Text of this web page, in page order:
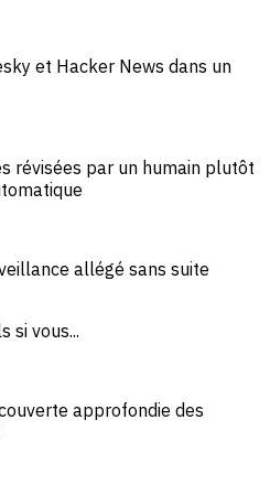
et Hacker News dans un
révisées par un humain plutôt
allégé sans suite
si vous...
approfondie des